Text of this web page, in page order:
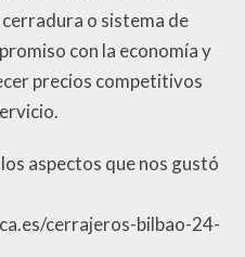
o sistema de
con la economía y
precios competitivos
aspectos que nos gustó
cerrajeros-bilbao-24-